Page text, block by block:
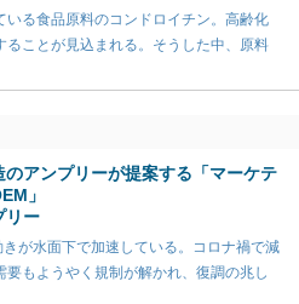
る食品原料のコンドロイチン。高齢化
ことが見込まれる。そうした中、原料
のアンプリーが提案する「マーケテ
」
リー
が水面下で加速している。コロナ禍で減
もようやく規制が解かれ、復調の兆し